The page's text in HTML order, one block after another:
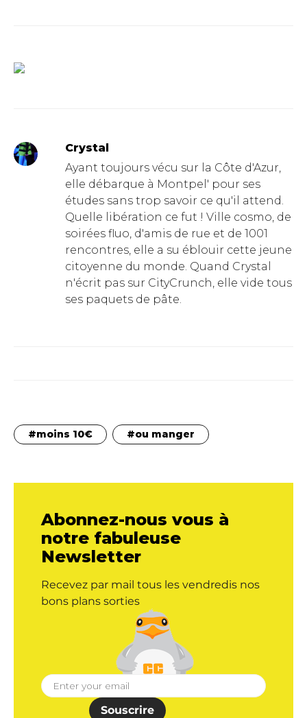
Crystal
Ayant toujours vécu sur la Côte d'Azur,
elle débarque à Montpel' pour ses
études sans trop savoir ce qu'il attend.
Quelle libération ce fut ! Ville cosmo, de
soirées fluo, d'amis de rue et de 1001
rencontres, elle a su éblouir cette jeune
citoyenne du monde. Quand Crystal
n'écrit pas sur CityCrunch, elle vide tous
ses paquets de pâte.
moins 10€ ou manger
Abonnez-nous vous à
notre fabuleuse
Newsletter
Recevez par mail tous les vendredis nos
bons plans sorties
Souscrire